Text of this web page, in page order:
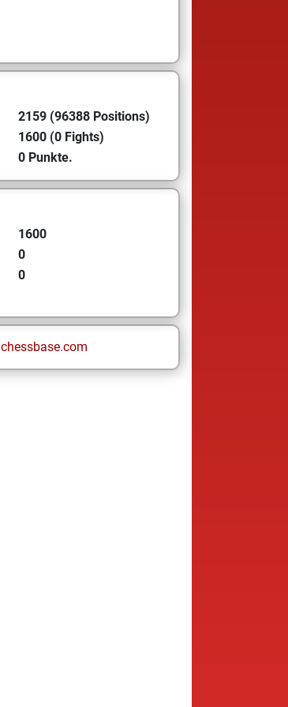
2159 (96388 Positions)
1600 (0 Fights)
0 Punkte.
1600
0
0